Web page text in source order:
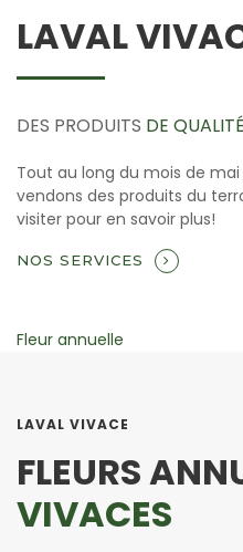
LAVAL
DES PRODUITS DE QUALITÉ
Tout au long du mois de
vendons des produits du
visiter pour en savoir plus!
NOS SERVICES
Vivace
LAVAL VIVACE
FLEURS
VIVACES